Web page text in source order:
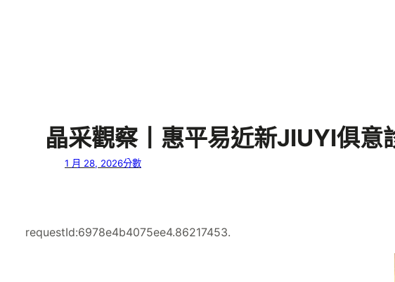
晶采觀察丨惠平易近新JIUYI俱意
1 月 28, 2026分數
requestId:6978e4b4075ee4.86217453.